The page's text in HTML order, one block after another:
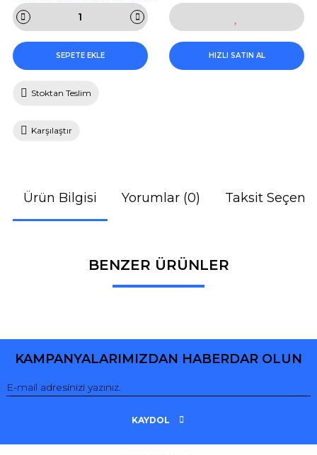
SEPETE EKLE HIZLI SATIN AL
Stoktan Teslim
Karşılaştır
Ürün Bilgisi Yorumlar (0) Taksit
BENZER ÜRÜNLER
KAMPANYALARIMIZDAN HABERDAR OLUN
KAYDOL